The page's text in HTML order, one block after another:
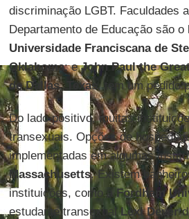
discriminação LGBT. Faculdades
Departamento de Educação são o
Universidade Franciscana de
Oklahoma; eJohn Paul the
de Dallas, Texas, tem um pedido
Do lado positivo, muitas
transexuais. Opções de
implementadas em algumas
Massachusetts. Existem
instituições, como a Fordham
estudante transexualLexi Dever